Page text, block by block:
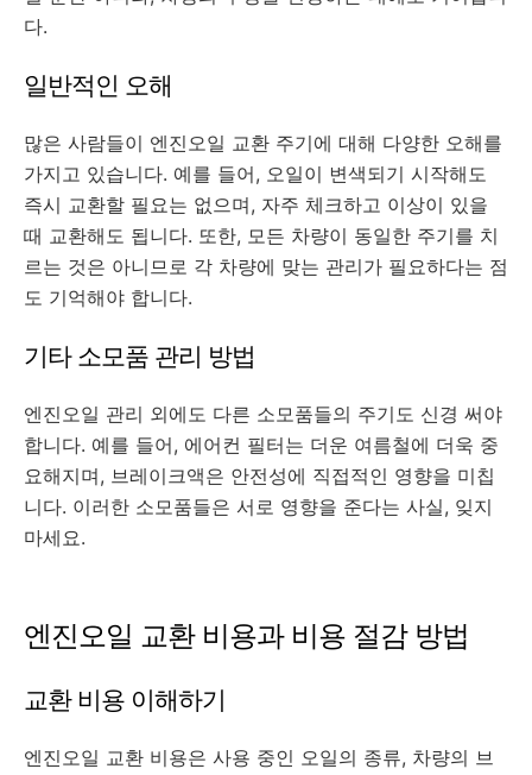
다.
일반적인 오해
많은 사람들이 엔진오일 교환 주기에 대해 다양한 오해를
가지고 있습니다. 예를 들어, 오일이 변색되기 시작해도
즉시 교환할 필요는 없으며, 자주 체크하고 이상이 있을
때 교환해도 됩니다. 또한, 모든 차량이 동일한 주기를 치
르는 것은 아니므로 각 차량에 맞는 관리가 필요하다는 점
도 기억해야 합니다.
기타 소모품 관리 방법
엔진오일 관리 외에도 다른 소모품들의 주기도 신경 써야
합니다. 예를 들어, 에어컨 필터는 더운 여름철에 더욱 중
요해지며, 브레이크액은 안전성에 직접적인 영향을 미칩
니다. 이러한 소모품들은 서로 영향을 준다는 사실, 잊지
마세요.
엔진오일 교환 비용과 비용 절감 방법
교환 비용 이해하기
엔진오일 교환 비용은 사용 중인 오일의 종류, 차량의 브